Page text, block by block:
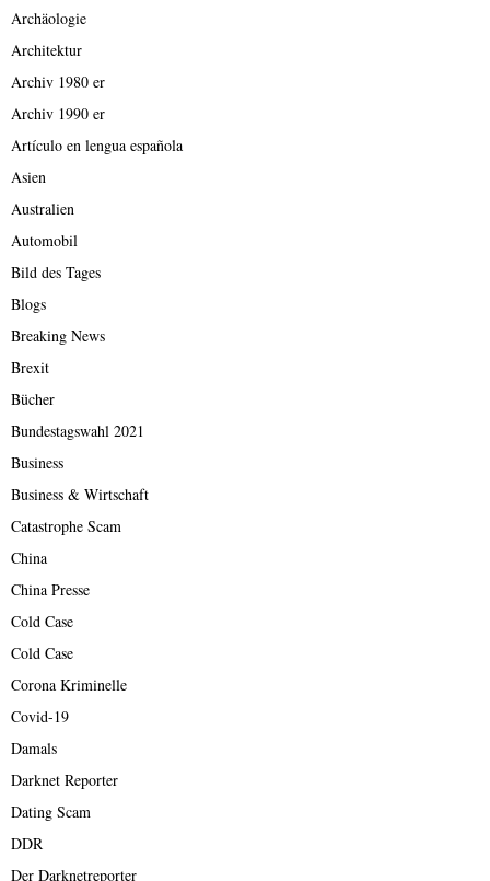
Archäologie
Architektur
Archiv 1980 er
Archiv 1990 er
Artículo en lengua española
Asien
Australien
Automobil
Bild des Tages
Blogs
Breaking News
Brexit
Bücher
Bundestagswahl 2021
Business
Business & Wirtschaft
Catastrophe Scam
China
China Presse
Cold Case
Cold Case
Corona Kriminelle
Covid-19
Damals
Darknet Reporter
Dating Scam
DDR
Der Darknetreporter